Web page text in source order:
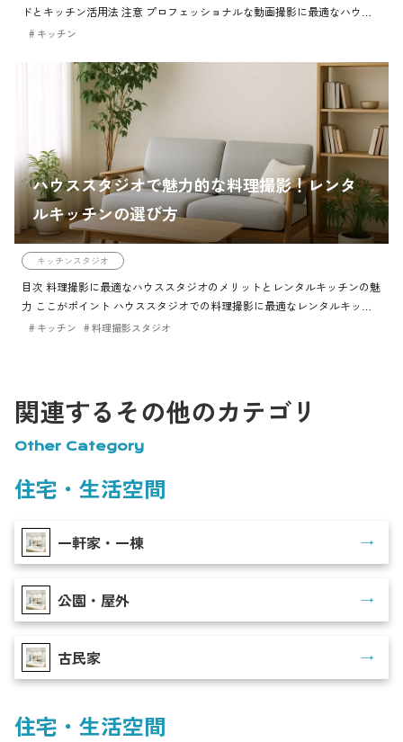
ドとキッチン活用法 注意 プロフェッショナルな動画撮影に最適なハウス
スタジオレンタルのガイドとキッチンの活用法 筆者からのコメント ハウ
キッチン
ハウススタジオで魅力的な料理撮影！レンタ
ルキッチンの選び方
キッチンスタジオ
目次 料理撮影に最適なハウススタジオのメリットとレンタルキッチンの魅
力 ここがポイント ハウススタジオでの料理撮影に最適なレンタルキッチ
ンのメリット 要点まとめ 料理撮影に最適なハウススタジオの魅力とレン
キッチン 料理撮影スタジオ
関連するその他のカテゴリ
Other Category
住宅・生活空間
一軒家・一棟
公園・屋外
古民家
住宅・生活空間